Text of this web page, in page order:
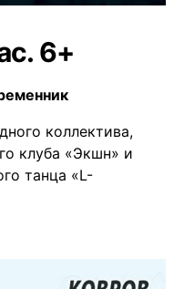
6+
коллектива,
клуба «Экшн» и
танца «L-